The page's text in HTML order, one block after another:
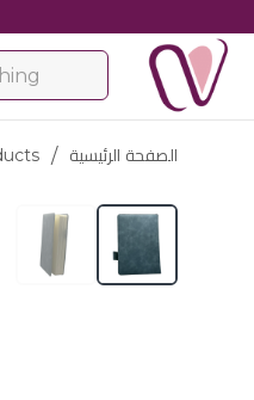
الصفحة الرئيسية /